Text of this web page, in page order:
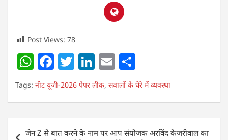
Post Views: 78
W
h
at
s
A
F
a
c
e
b
T
w
itt
er
Li
n
k
e
dI
E
m
ai
l
h
ar
e
Tags: नीट यूजी-2026 पेपर लीक, सवालों के घेरे में व्यवस्था
Postजेन Z से बात करने के नाम पर आप संयोजक अरविंद केजरीवाल का